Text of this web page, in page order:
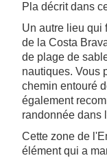
Pla décrit dans
Un autre lieu qui
de la Costa
de plage de
nautiques. Vous
chemin entouré
également
randonnée dans
Cette zone de
élément qui a